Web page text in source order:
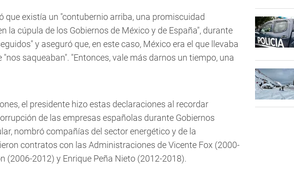
que existía un "contubernio arriba, una promiscuidad
la cúpula de los Gobiernos de México y de España", durante
y aseguró que, en este caso, México era el que llevaba
"nos saqueaban". "Entonces, vale más darnos un tiempo, una
el presidente hizo estas declaraciones al recordar
de las empresas españolas durante Gobiernos
nombró compañías del sector energético y de la
contratos con las Administraciones de Vicente Fox (2000-
(2006-2012) y Enrique Peña Nieto (2012-2018).